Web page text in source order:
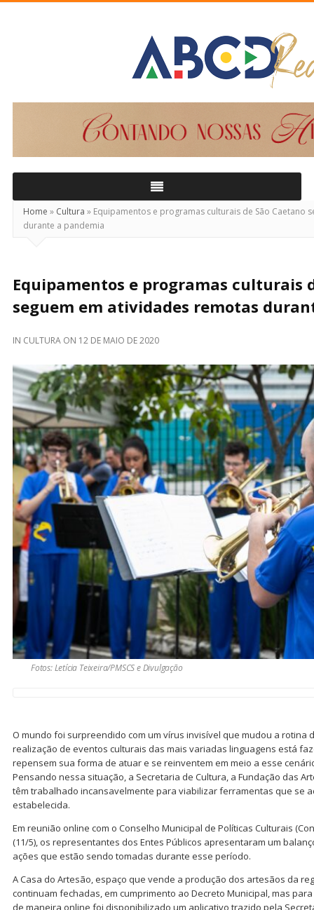
Home » Cultura » Equipamentos e programas culturais de São Caetano
durante a pandemia
Equipamentos e programas culturais
seguem em atividades remotas
IN CULTURA ON 12 DE MAIO DE 2020
Fotos: Letícia Teixeira/PMSCS e Divulgação
O mundo foi surpreendido com um vírus invisível que mudou a rotina
realização de eventos culturais das mais variadas linguagens está
repensem sua forma de atuar e se reinventem em meio a esse
Pensando nessa situação, a Secretaria de Cultura, a Fundação das
têm trabalhado incansavelmente para viabilizar ferramentas que se
estabelecida.
Em reunião online com o Conselho Municipal de Políticas Culturais
(11/5), os representantes dos Entes Públicos apresentaram um
ações que estão sendo tomadas durante esse período.
A Casa do Artesão, espaço que vende a produção dos artesãos da
continuam fechadas, em cumprimento ao Decreto Municipal, mas
de maneira online foi disponibilizado um aplicativo trazido pela